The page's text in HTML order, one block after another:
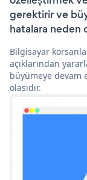
gerektirir ve
hatalara neden
Bilgisayar
açıklarından
büyümeye devam
olasıdır.